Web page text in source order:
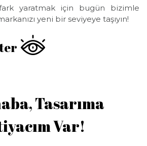
yaratmak için bugün bizimle
yeni bir seviyeye taşıyın!
Tasarıma
Var!